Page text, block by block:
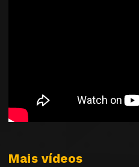
Mais vídeos